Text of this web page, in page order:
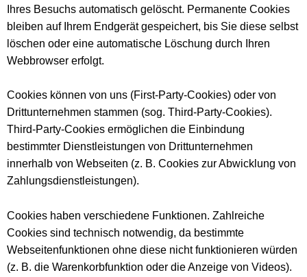
Ihres Besuchs automatisch gelöscht. Permanente Cookies
bleiben auf Ihrem Endgerät gespeichert, bis Sie diese selbst
löschen oder eine automatische Löschung durch Ihren
Webbrowser erfolgt.
Cookies können von uns (First-Party-Cookies) oder von
Drittunternehmen stammen (sog. Third-Party-Cookies).
Third-Party-Cookies ermöglichen die Einbindung
bestimmter Dienstleistungen von Drittunternehmen
innerhalb von Webseiten (z. B. Cookies zur Abwicklung von
Zahlungsdienstleistungen).
Cookies haben verschiedene Funktionen. Zahlreiche
Cookies sind technisch notwendig, da bestimmte
Webseitenfunktionen ohne diese nicht funktionieren würden
(z. B. die Warenkorbfunktion oder die Anzeige von Videos).